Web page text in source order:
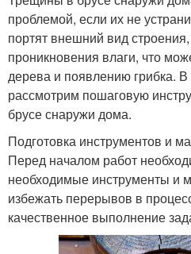
проблемой, если их не
портят внешний вид
проникновения влаги, что
дерева и появлению грибка. В
рассмотрим пошаговую
брусе снаружи дома.
Подготовка инструментов и
Перед началом работ
необходимые инструменты и
избежать перерывов в
качественное выполнение